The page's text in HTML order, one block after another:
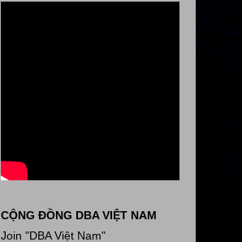
CỘNG ĐỒNG DBA VIỆT NAM
Join "DBA Việt Nam"